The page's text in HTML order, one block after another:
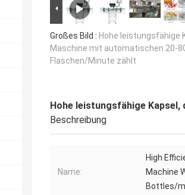
Großes Bild : Hohe leistungsfähige
Maschine mit automatischen 20-
Flaschen/Minute zählt
Hohe leistungsfähige
Beschreibung
Name:
High
Machine
Bottles/